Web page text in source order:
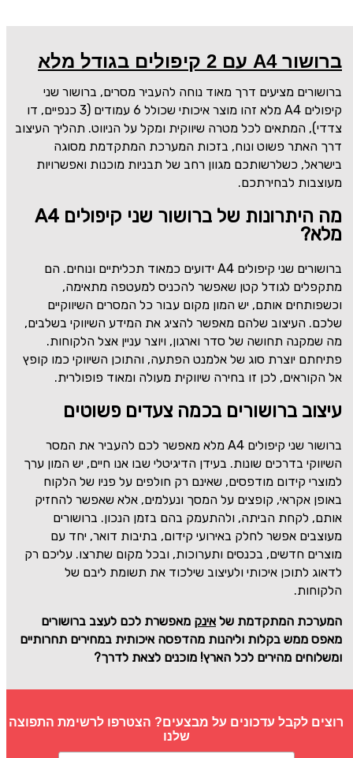
ברושור A4 עם 2 קיפולים בגודל מלא
ברושורים מציעים דרך מאוד נוחה להעביר מסרים, ברושור שני
קיפולים A4
מלא זהו מוצר איכותי שכולל 6 עמודים (3 כנפיים, דו
צדדי), המתאים לכל מטרה שיווקית ומקל על הניווט. תהליך העיצוב
דרך האתר פשוט ונוח, בזכות המערכת המתקדמת מסוגה
בישראל, כשלרשותכם מגוון רחב של תבניות מוכנות ואפשרויות
מעוצבות לבחירתכם.
מה היתרונות של ברושור שני קיפולים A4
מלא?
ברושורים שני קיפולים A4 ידועים כמאוד תכליתיים ונוחים. הם
מתקפלים לגודל קטן שאפשר להכניס למעטפה מתאימה,
וכשפותחים אותם, יש המון מקום עבור כל המסרים השיווקיים
שלכם. העיצוב שלהם מאפשר להציג את המידע השיווקי בשלבים,
מה שמקנה תחושה של סדר וארגון, ויוצר עניין אצל הלקוחות.
פתיחתם יוצרת סוג של אלמנט הפתעה, והתוכן השיווקי כמו קופץ
אל הקוראים, לכן זו בחירה שיווקית מעולה ומאוד פופולרית.
עיצוב ברושורים בכמה צעדים פשוטים
ברושור שני קיפולים A4 מלא מאפשר לכם להעביר את המסר
השיווקי בדרכים שונות. בעידן הדיגיטלי שבו אנו חיים, יש המון ערך
למוצרי קידום מודפסים, שאינם רק חולפים על פניו של הלקוח
באופן אקראי, קופצים על המסך ונעלמים, אלא שאפשר להחזיק
אותם, לקחת הביתה, ולהתעמק בהם בזמן הנכון. ברושורים
מעוצבים אפשר לחלק באירועי קידום, בתיבות דואר, יחד עם
מוצרים חדשים, בכנסים ותערוכות, ובכל מקום שתרצו. עליכם רק
לדאוג לתוכן איכותי ולעיצוב שילכוד את תשומת ליבם של
הלקוחות.
המערכת המתקדמת של אינק מאפשרת לכם לעצב ברושורים
מאפס ממש בקלות וליהנות מהדפסה איכותית במחירים תחרותיים
ומשלוחים מהירים לכל הארץ! מוכנים לצאת לדרך?
רוצים לקבל עדכונים על מבצעים? הצטרפו לרשימת התפוצה
שלנו